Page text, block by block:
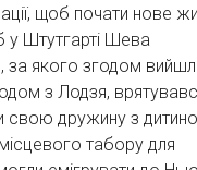
щоб почати нове
у Штутгарті Шева
за якого згодом
з Лодзя,
свою дружину з
табору для